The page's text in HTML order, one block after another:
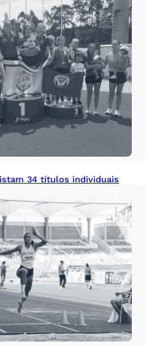
34 títulos individuais